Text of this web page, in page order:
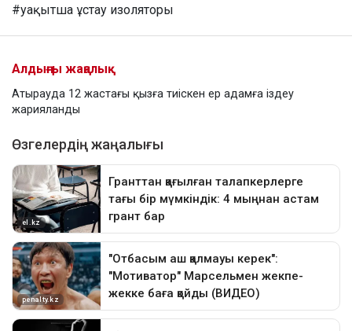
#уақытша ұстау изоляторы
Алдыңғы жаңалық
Атырауда 12 жастағы қызға тиіскен ер адамға іздеу
жарияланды